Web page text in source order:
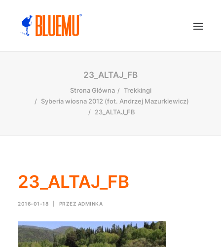
23_ALTAJ_FB
Strona Główna
Trekkingi
Syberia wiosna 2012 (fot. Andrzej Mazurkiewicz)
23_ALTAJ_FB
23_ALTAJ_FB
2016-01-18 PRZEZ ADMINKA